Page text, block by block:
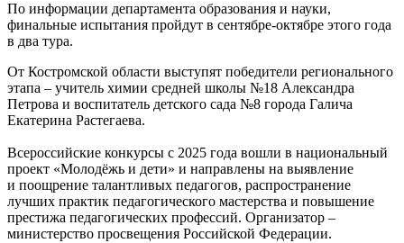
По информации департамента образования и науки,
финальные испытания пройдут в сентябре-октябре этого года
в два тура.
От Костромской области выступят победители регионального
этапа – учитель химии средней школы №18 Александра
Петрова и воспитатель детского сада №8 города Галича
Екатерина Растегаева.
Всероссийские конкурсы с 2025 года вошли в национальный
проект «Молодёжь и дети» и направлены на выявление
и поощрение талантливых педагогов, распространение
лучших практик педагогического мастерства и повышение
престижа педагогических профессий. Организатор –
министерство просвещения Российской Федерации.